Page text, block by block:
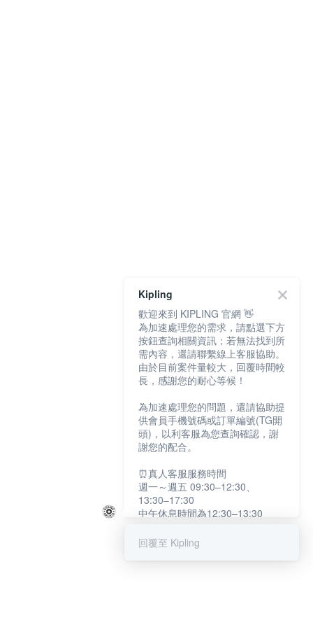
Kipling
歡迎來到 KIPLING 官網 👋
為加速處理您的需求，請點選下方
按鈕查詢相關資訊；若無法找到所
需內容，還請聯繫線上客服協助。
由於目前案件量較大，回覆時間較
長，感謝您的耐心等候！
為加速處理您的問題，還請協助提
供會員手機號碼或訂單編號(TG開
頭)，以利客服為您查詢確認，謝
謝您的配合。
⏰真人客服服務時間
週一～週五 09:30–12:30、
13:30–17:30
中午休息時間為12:30–13:30
提醒您：系統會自動已讀訊息，如
回覆至 Kipling